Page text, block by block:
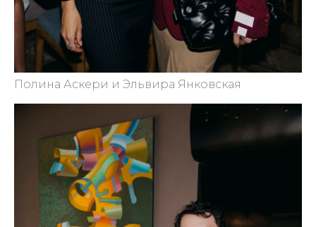
Полина Аскери и Эльвира Янковская